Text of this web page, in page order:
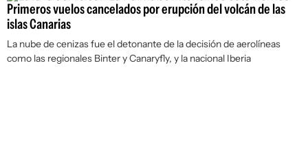
Primeros vuelos cancelados por erupción del volcán de las
islas Canarias
La nube de cenizas fue el detonante de la decisión de aerolíneas
como las regionales Binter y Canaryfly, y la nacional Iberia